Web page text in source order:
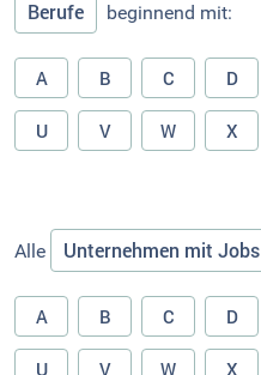
Berufe beginnend mit:
A B C D
U V W X
Alle Unternehmen mit Jobs
A B C D
U V W X